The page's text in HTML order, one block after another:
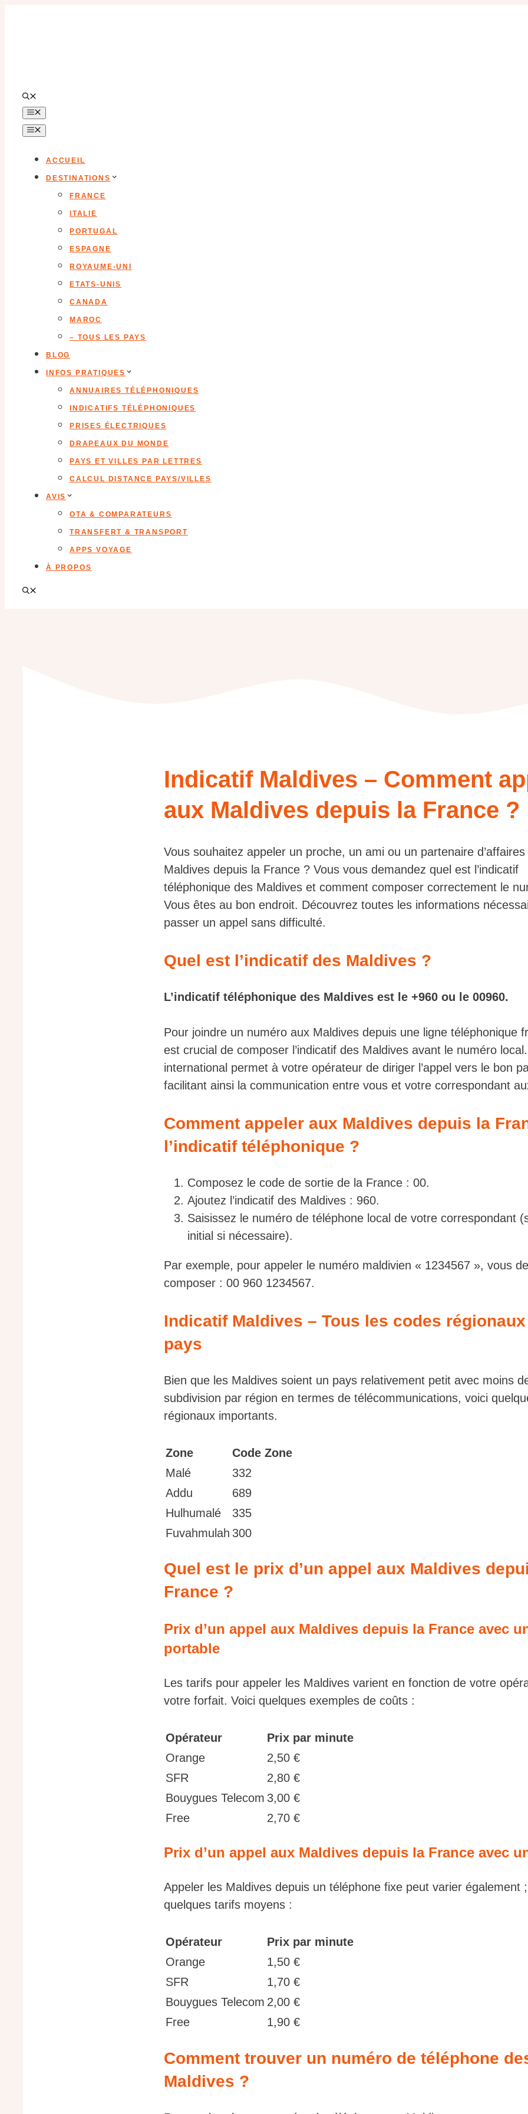
ACCUEIL
DESTINATIONS
FRANCE
ITALIE
PORTUGAL
ESPAGNE
ROYAUME-UNI
ETATS-UNIS
CANADA
MAROC
– TOUS LES PAYS
BLOG
INFOS PRATIQUES
ANNUAIRES TÉLÉPHONIQUES
INDICATIFS TÉLÉPHONIQUES
PRISES ÉLECTRIQUES
DRAPEAUX DU MONDE
PAYS ET VILLES PAR LETTRES
CALCUL DISTANCE PAYS/VILLES
AVIS
OTA & COMPARATEURS
TRANSFERT & TRANSPORT
APPS VOYAGE
À PROPOS
Indicatif Maldives – Comment
aux Maldives depuis la France ?
Vous souhaitez appeler un proche, un ami ou un partenaire d’affaires
Maldives depuis la France ? Vous vous demandez quel est l’indicatif
téléphonique des Maldives et comment composer correctement le
Vous êtes au bon endroit. Découvrez toutes les informations
passer un appel sans difficulté.
Quel est l’indicatif des Maldives ?
L’indicatif téléphonique des Maldives est le +960 ou le 00960.
Pour joindre un numéro aux Maldives depuis une ligne téléphonique
est crucial de composer l’indicatif des Maldives avant le numéro
international permet à votre opérateur de diriger l’appel vers le bon
facilitant ainsi la communication entre vous et votre correspondant
Comment appeler aux Maldives depuis la
l’indicatif téléphonique ?
Composez le code de sortie de la France : 00.
Ajoutez l’indicatif des Maldives : 960.
Saisissez le numéro de téléphone local de votre correspondant
initial si nécessaire).
Par exemple, pour appeler le numéro maldivien « 1234567 », vous
composer : 00 960 1234567.
Indicatif Maldives – Tous les codes
pays
Bien que les Maldives soient un pays relativement petit avec moins
subdivision par région en termes de télécommunications, voici
régionaux importants.
Zone
Code Zone
Malé
332
Addu
689
Hulhumalé
335
Fuvahmulah 300
Quel est le prix d’un appel aux Maldives
France ?
Prix d’un appel aux Maldives depuis la France avec
portable
Les tarifs pour appeler les Maldives varient en fonction de votre
votre forfait. Voici quelques exemples de coûts :
Opérateur
Prix par minute
Orange
2,50 €
SFR
2,80 €
Bouygues Telecom 3,00 €
Free
2,70 €
Prix d’un appel aux Maldives depuis la France avec
Appeler les Maldives depuis un téléphone fixe peut varier également
quelques tarifs moyens :
Opérateur
Prix par minute
Orange
1,50 €
SFR
1,70 €
Bouygues Telecom 2,00 €
Free
1,90 €
Comment trouver un numéro de téléphone
Maldives ?